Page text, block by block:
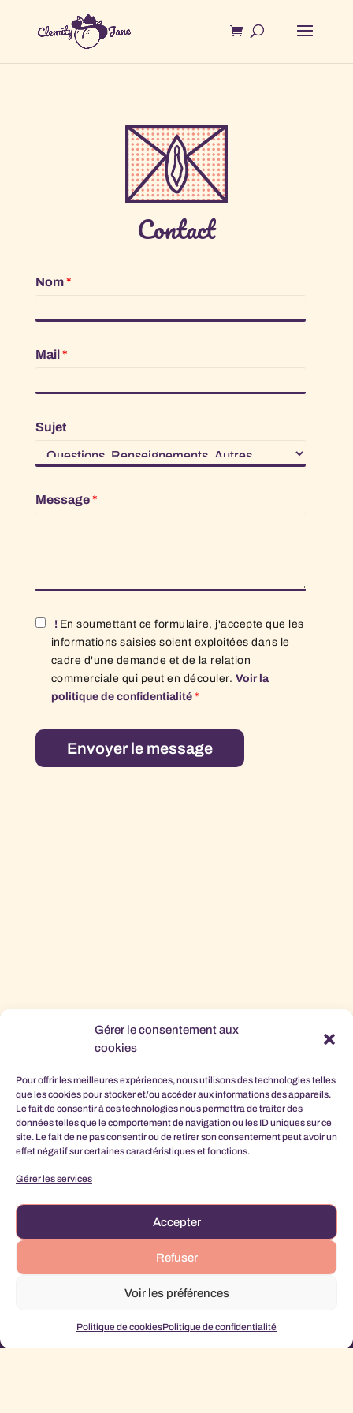
Gérer le consentement aux
cookies
Pour offrir les meilleures expériences, nous utilisons des technologies telles
que les cookies pour stocker et/ou accéder aux informations des appareils.
Le fait de consentir à ces technologies nous permettra de traiter des
données telles que le comportement de navigation ou les ID uniques sur ce
site. Le fait de ne pas consentir ou de retirer son consentement peut avoir un
effet négatif sur certaines caractéristiques et fonctions.
Gérer les services
Accepter
Refuser
Voir les préférences
Politique de cookiesPolitique de confidentialité
Contact
Nom*
Mail *
Sujet
Message*
! En soumettant ce formulaire, j'accepte que les
informations saisies soient exploitées dans le
cadre d'une demande et de la relation
commerciale qui peut en découler. Voir la
politique de confidentialité *
Abonnes-toi à ma
Newsletter perso !